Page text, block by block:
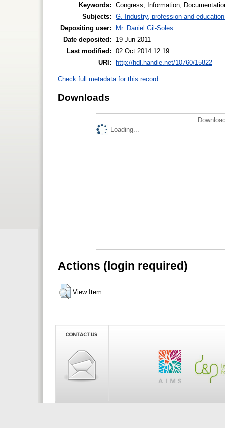
Keywords: Congress, Information,
Subjects: G. Industry, profession and
Depositing user:
Mr. Daniel Gil-Soles
Date deposited:
19 Jun 2011
Last modified: 02 Oct 2014 12:19
URI:
http://hdl.handle.net/10760/15822
Check full metadata for this record
Downloads
Loading...
Actions (login required)
View Item